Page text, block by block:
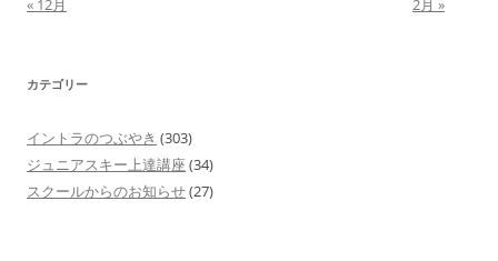
« 12月
2月 »
カテゴリー
イントラのつぶやき (303)
ジュニアスキー上達講座 (34)
スクールからのお知らせ(27)